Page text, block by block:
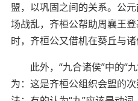
盟，以巩固之间的关系。公
场战乱，齐桓公帮助周襄王
时，齐桓公又借机在葵丘与诸
此外，“九合诸侯”中的“
为：这是齐桓公组织会盟的